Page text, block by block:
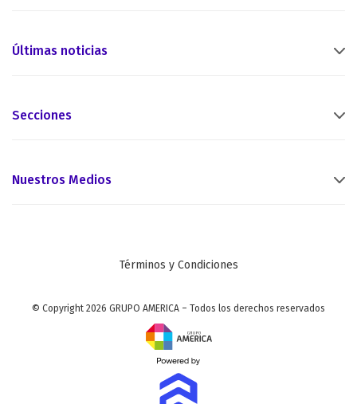
Últimas noticias
Secciones
Nuestros Medios
Términos y Condiciones
© Copyright 2026 GRUPO AMERICA – Todos los derechos reservados